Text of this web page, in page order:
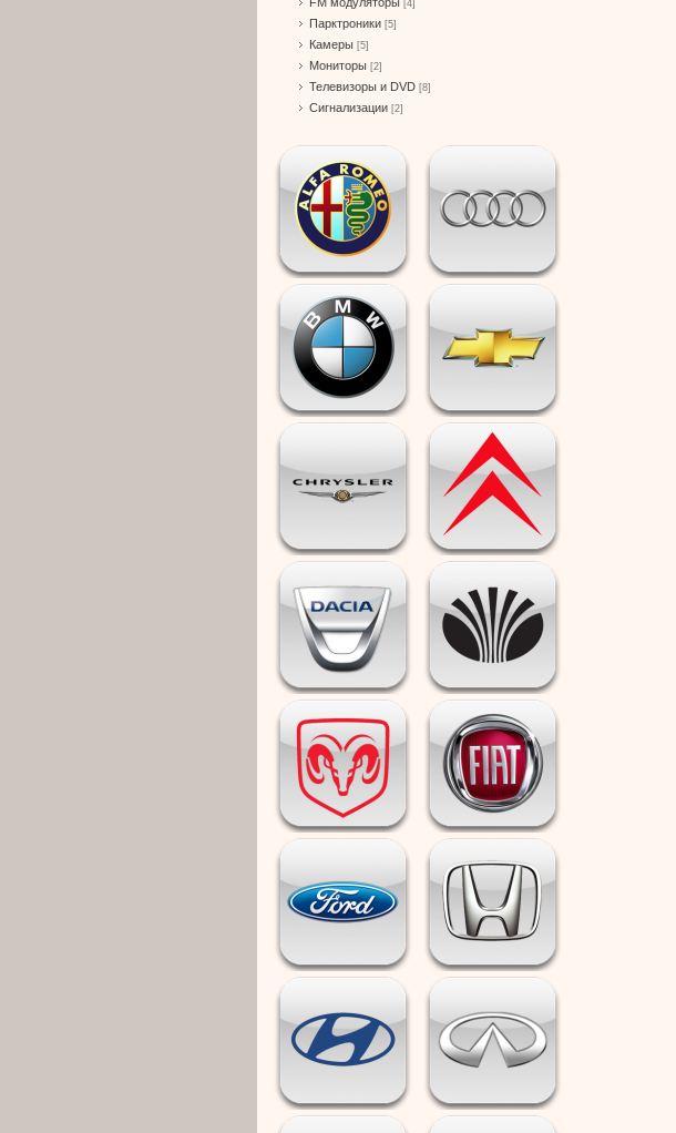
[4]
Парктроники [5]
Камеры [5]
Мониторы [2]
Телевизоры и DVD [8]
Сигнализации [2]